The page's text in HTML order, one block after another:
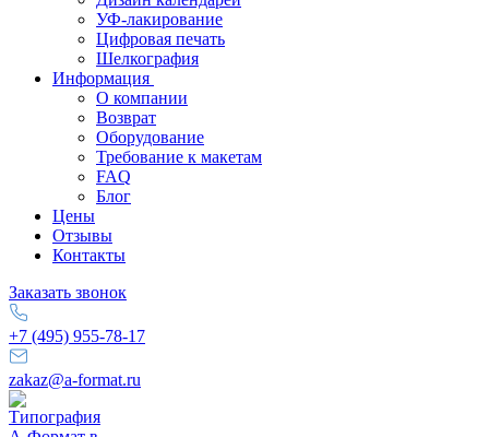
УФ-лакирование
Цифровая печать
Шелкография
Информация
О компании
Возврат
Оборудование
Требование к макетам
FAQ
Блог
Цены
Отзывы
Контакты
Заказать звонок
+7 (495) 955-78-17
zakaz@a-format.ru